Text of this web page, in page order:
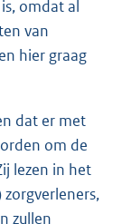
omdat al
van
hier graag
dat er met
om de
lezen in het
zullen